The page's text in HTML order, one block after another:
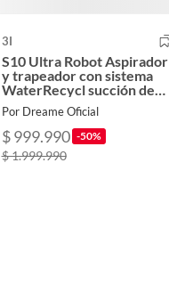
3I
S10 Ultra Robot Aspirador
y trapeador con sistema
WaterRecycl succión de
13000Pa
Por Dreame Oficial
$ 999.990 -50%
$ 1.999.990